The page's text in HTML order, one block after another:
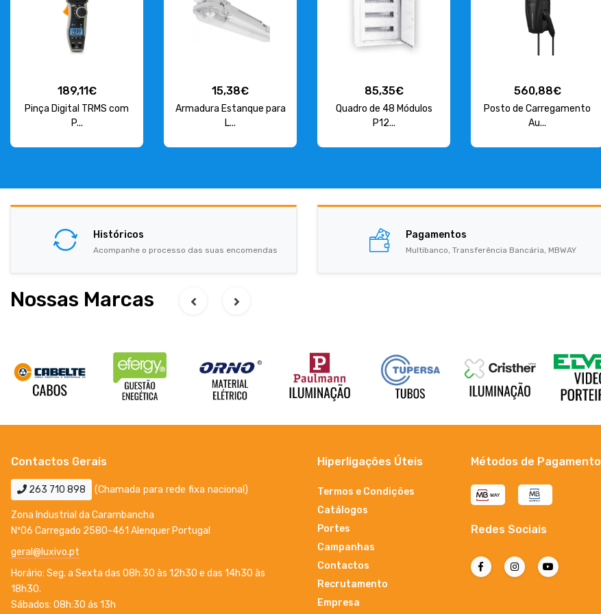
189,11€
Pinça Digital TRMS com
P...
15,38€
Armadura Estanque para
L...
85,35€
Quadro de 48 Módulos
P12...
560,88€
Posto de Carregamento
Au...
Históricos
Acompanhe o processo das suas encomendas
Pagamentos
Multibanco, Transferência Bancária, MBWAY
Nossas Marcas
Contactos Gerais
263 710 898 (Chamada para rede fixa nacional)
Zona Industrial da Carambancha
Nº06 Carregado 2580-461 Alenquer Portugal
geral@luxivo.pt
Horário: Seg. a Sexta das 08h:30 às 12h30 e das 14h30 às
18h30.
Sábados: 08h:30 ás 13h
Hiperligações Úteis
Termos e Condições
Catálogos
Portes
Campanhas
Contactos
Recrutamento
Empresa
Métodos de Pagamento
Redes Sociais